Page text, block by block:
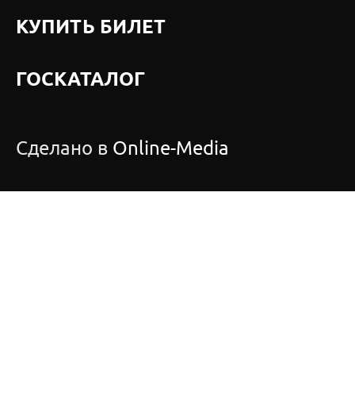
КУПИТЬ БИЛЕТ
ГОСКАТАЛОГ
Сделано в Online-Media